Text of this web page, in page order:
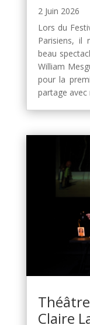
2 Juin 2026
Lors du
Parisiens, il
beau
William
pour la
partage avec
Claire